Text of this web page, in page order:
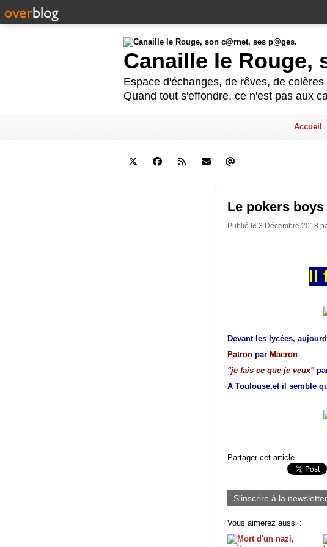
Canaille le Rouge,
Espace d'échanges, de rêves, de
Quand tout s'effondre, ce n'est pas aux
Accueil
Le pokers
Publié le 3 Décembre 2018
Il
Devant les lycées,
Patron par Macron
"je fais ce que je veux"
A Toulouse,et il semble
Partager cet article
S'inscrire à la newsletter
Vous aimerez aussi :